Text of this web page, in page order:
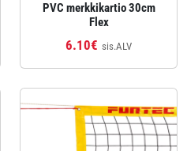
PVC merkkikartio 30cm
Flex
6.10€ sis.ALV